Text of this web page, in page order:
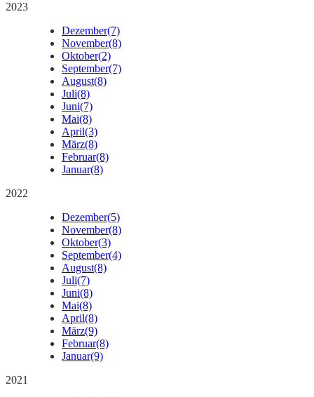
2023
Dezember(7)
November(8)
Oktober(2)
September(7)
August(8)
Juli(8)
Juni(7)
Mai(8)
April(3)
März(8)
Februar(8)
Januar(8)
2022
Dezember(5)
November(8)
Oktober(3)
September(4)
August(8)
Juli(7)
Juni(8)
Mai(8)
April(8)
März(9)
Februar(8)
Januar(9)
2021